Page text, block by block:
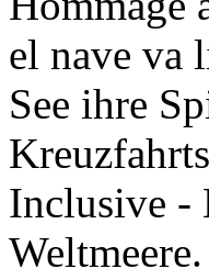
el nave va
See ihre
Inclusive -